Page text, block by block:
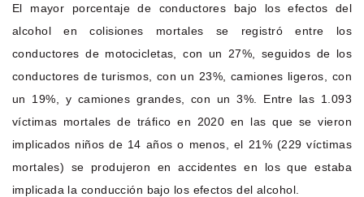
El mayor porcentaje de conductores bajo los efectos del
alcohol en colisiones mortales se registró entre los
conductores de motocicletas, con un 27%, seguidos de los
conductores de turismos, con un 23%, camiones ligeros, con
un 19%, y camiones grandes, con un 3%. Entre las 1.093
víctimas mortales de tráfico en 2020 en las que se vieron
implicados niños de 14 años o menos, el 21% (229 víctimas
mortales) se produjeron en accidentes en los que estaba
implicada la conducción bajo los efectos del alcohol.